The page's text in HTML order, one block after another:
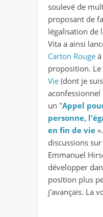
soulevé de
proposant de
légalisation de
Vita a ainsi
Carton Rouge
proposition.
Vie (dont je
un "Appel
personne,
en fin de vie
discussions
Emmanuel
développer
position plus
j'avançais. La